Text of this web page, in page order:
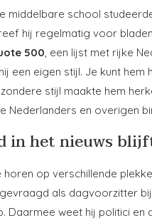
middelbare school
hij regelmatig voor
500 , een lijst met rijke
een eigen stijl. Je kunt
stijl maakte hem
Nederlanders en overigen
in het nieuws
op verschillende
als dagvoorzitter
Daarmee weet hij politici